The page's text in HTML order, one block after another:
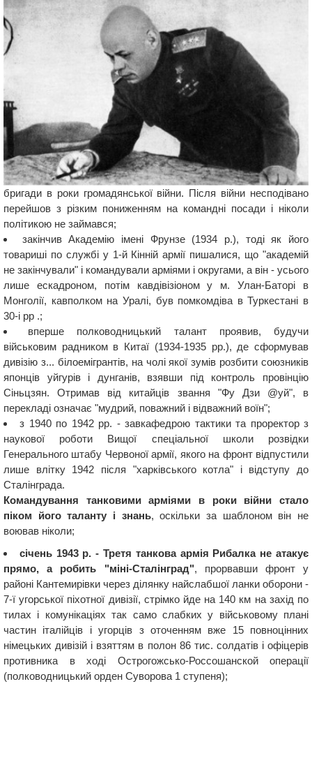
бригади в роки громадянської війни. Після війни несподівано
перейшов з різким пониженням на командні посади і ніколи
політикою не займався;
закінчив Академію імені Фрунзе (1934 р.), тоді як його
товариші по службі у 1-й Кінній армії пишалися, що "академій
не закінчували" і командували арміями і округами, а він - усього
лише ескадроном, потім кавдівізіоном у м. Улан-Баторі в
Монголії, кавполком на Уралі, був помкомдіва в Туркестані в
30-і рр .;
вперше полководницький талант проявив, будучи
військовим радником в Китаї (1934-1935 рр.), де сформував
дивізію з... білоемігрантів, на чолі якої зумів розбити союзників
японців уйгурів і дунганів, взявши під контроль провінцію
Сіньцзян. Отримав від китайців звання "Фу Дзи @уй", в
перекладі означає "мудрий, поважний і відважний воїн";
з 1940 по 1942 рр. - завкафедрою тактики та проректор з
наукової роботи Вищої спеціальної школи розвідки
Генерального штабу Червоної армії, якого на фронт відпустили
лише влітку 1942 після "харківського котла" і відступу до
Сталінграда.
Командування танковими арміями в роки війни стало
піком його таланту і знань, оскільки за шаблоном він не
воював ніколи;
січень 1943 р. - Третя танкова армія Рибалка не атакує
прямо, а робить "міні-Сталінград", прорвавши фронт у
районі Кантемирівки через ділянку найслабшої ланки оборони -
7-ї угорської піхотної дивізії, стрімко йде на 140 км на захід по
тилах і комунікаціях так само слабких у військовому плані
частин італійців і угорців з оточенням вже 15 повноцінних
німецьких дивізій і взяттям в полон 86 тис. солдатів і офіцерів
противника в ході Острогожсько-Россошанской операції
(полководницький орден Суворова 1 ступеня);